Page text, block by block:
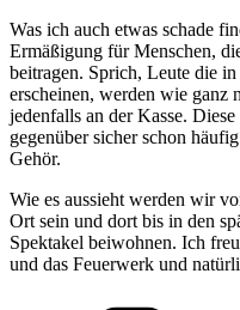
Was ich auch etwas schade
Ermäßigung für Menschen,
beitragen. Sprich, Leute die
erscheinen, werden wie ganz
jedenfalls an der Kasse.
gegenüber sicher schon
Gehör.
Wie es aussieht werden wir
Ort sein und dort bis in den
Spektakel beiwohnen. Ich
und das Feuerwerk und